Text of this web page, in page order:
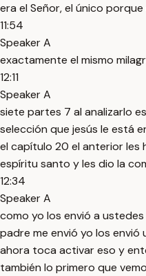
era el Señor, el único porque
11:54
Speaker A
exactamente el mismo
12:11
Speaker A
siete partes 7 al analizarlo
selección que jesús le está
el capítulo 20 el anterior les
espíritu santo y les dio la
12:34
Speaker A
como yo los envió a
padre me envió yo los envió
ahora toca activar eso y
también lo primero que